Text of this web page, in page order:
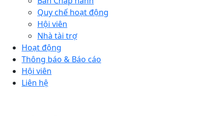
Quy chế hoạt động
Hội viên
Nhà tài trợ
Hoạt động
Thông báo & Báo cáo
Hội viên
Liên hệ